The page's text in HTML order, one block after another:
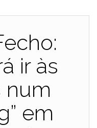
ir às
num
em